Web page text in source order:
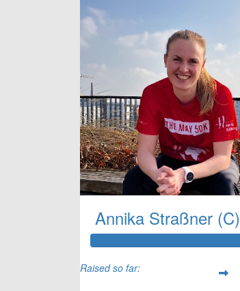
Annika Straßner (C)
Raised so far: